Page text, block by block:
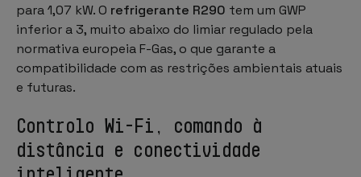
para 1,07 kW. O refrigerante R290 tem um GWP
inferior a 3, muito abaixo do limiar regulado pela
normativa europeia F-Gas, o que garante a
compatibilidade com as restrições ambientais atuais
e futuras.
Controlo Wi-Fi, comando à
distância e conectividade